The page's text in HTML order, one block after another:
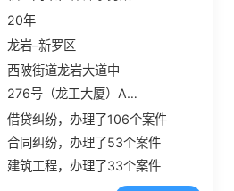
20年
龙岩–新罗区
西陂街道龙岩大道中
276号（龙工大厦）A幢
1802
借贷纠纷，办理了106个案件
合同纠纷，办理了53个案件
建筑工程，办理了33个案件